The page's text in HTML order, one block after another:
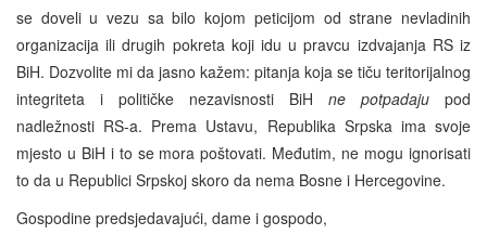
se doveli u vezu sa bilo kojom peticijom od strane nevladinih
organizacija ili drugih pokreta koji idu u pravcu izdvajanja RS iz
BiH. Dozvolite mi da jasno kažem: pitanja koja se tiču teritorijalnog
integriteta i političke nezavisnosti BiH ne potpadaju pod
nadležnosti RS-a. Prema Ustavu, Republika Srpska ima svoje
mjesto u BiH i to se mora poštovati. Međutim, ne mogu ignorisati
to da u Republici Srpskoj skoro da nema Bosne i Hercegovine.
Gospodine predsjedavajući, dame i gospodo,